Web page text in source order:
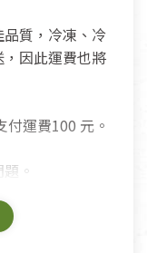
質，冷凍、冷
因此運費也將
運費100 元。
。